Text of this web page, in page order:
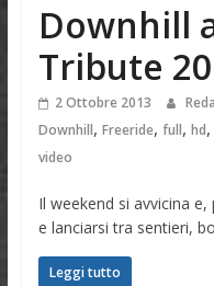
Downhill
Tribute
2 Ottobre 2013
Downhill, Freeride, full, hd,
video
Il weekend si avvicina
e lanciarsi tra sentieri,
Leggi tutto